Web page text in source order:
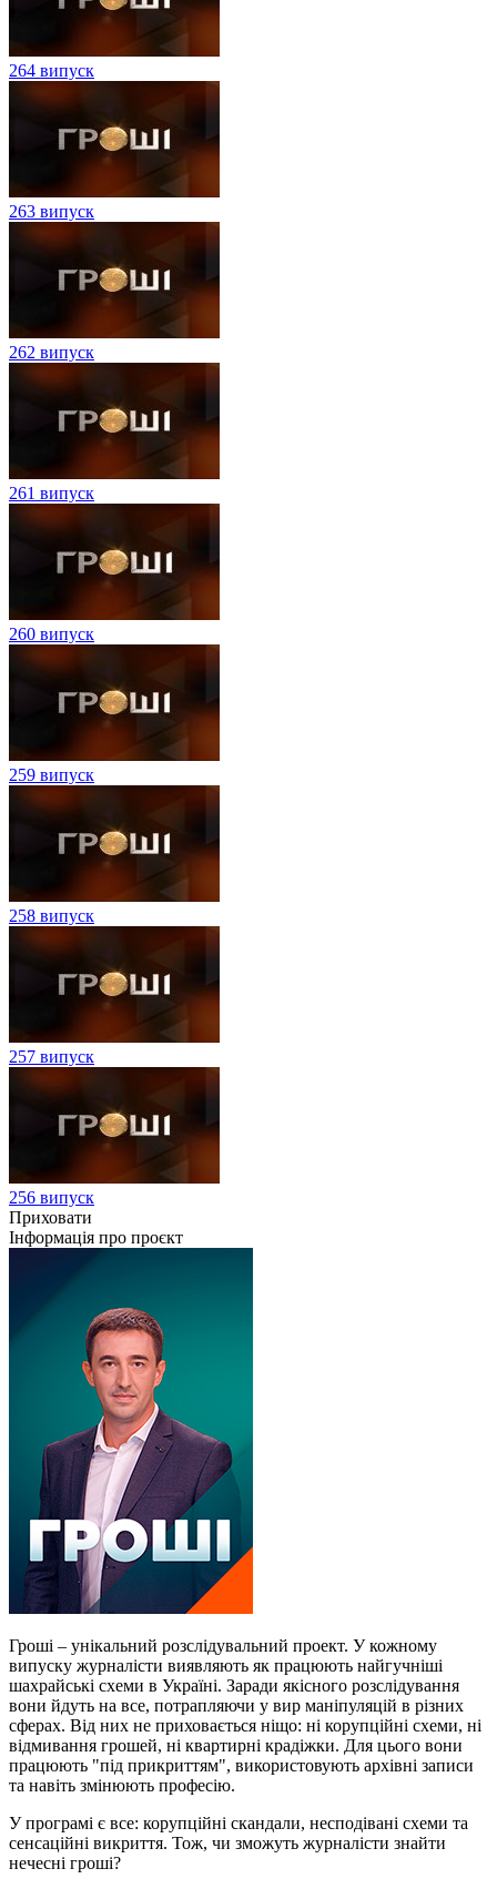
264 випуск
263 випуск
262 випуск
261 випуск
260 випуск
259 випуск
258 випуск
257 випуск
256 випуск
Приховати
Інформація про проєкт
Гроші – унікальний розслідувальний проект. У кожному
випуску журналісти виявляють як працюють найгучніші
шахрайські схеми в Україні. Заради якісного розслідування
вони йдуть на все, потрапляючи у вир маніпуляцій в різних
сферах. Від них не приховається ніщо: ні корупційні схеми, ні
відмивання грошей, ні квартирні крадіжки. Для цього вони
працюють "під прикриттям", використовують архівні записи
та навіть змінюють професію.
У програмі є все: корупційні скандали, несподівані схеми та
сенсаційні викриття. Тож, чи зможуть журналісти знайти
нечесні гроші?